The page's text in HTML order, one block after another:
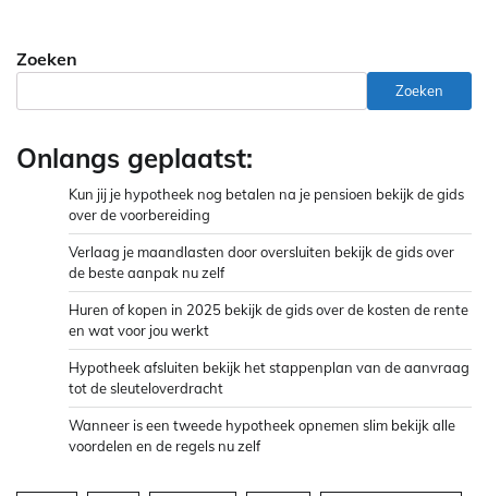
Zoeken
Zoeken
Onlangs geplaatst:
Kun jij je hypotheek nog betalen na je pensioen bekijk de gids
over de voorbereiding
Verlaag je maandlasten door oversluiten bekijk de gids over
de beste aanpak nu zelf
Huren of kopen in 2025 bekijk de gids over de kosten de rente
en wat voor jou werkt
Hypotheek afsluiten bekijk het stappenplan van de aanvraag
tot de sleuteloverdracht
Wanneer is een tweede hypotheek opnemen slim bekijk alle
voordelen en de regels nu zelf